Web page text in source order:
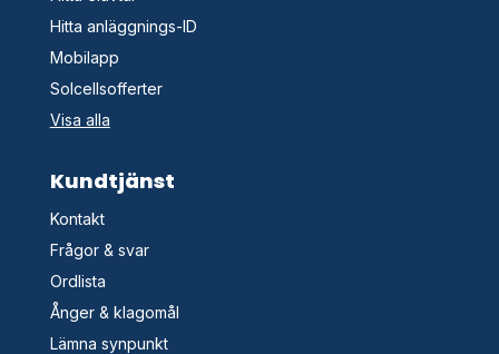
Hitta anläggnings-ID
Mobilapp
Solcellsofferter
Visa alla
Kundtjänst
Kontakt
Frågor & svar
Ordlista
Ånger & klagomål
Lämna synpunkt